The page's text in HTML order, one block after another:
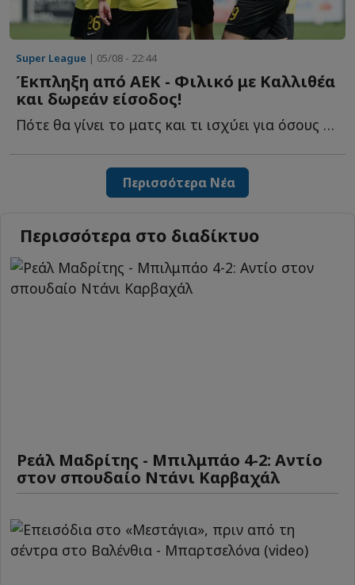
Super League | 05/08 - 22:44
Έκπληξη από ΑΕΚ - Φιλικό με Καλλιθέα
και δωρεάν είσοδος!
Πότε θα γίνει το ματς και τι ισχύει για όσους π...
Περισσότερα Νέα
Περισσότερα στο διαδίκτυο
Ρεάλ Μαδρίτης - Μπιλμπάο 4-2: Αντίο
στον σπουδαίο Ντάνι Καρβαχάλ